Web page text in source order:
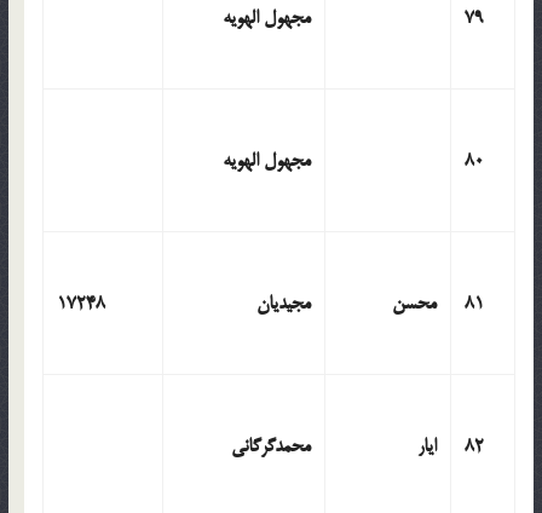
79 مجهول الهویه
80 مجهول الهویه
81 محسن مجیدیان 17248
82 ایار محمدگرگانی